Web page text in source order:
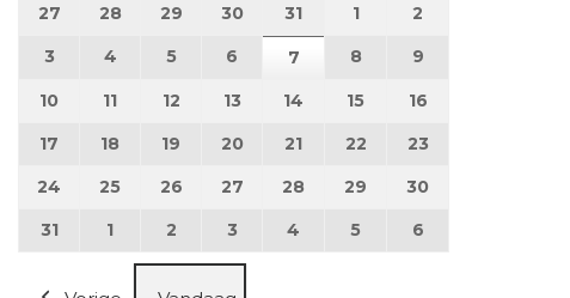
27 27 juli 2026
28 28 juli 2026
29 29 juli 2026
3030 juli 2026
31 31 juli 2026
11 augustus 2026
2
3 3 augustus 2026
4 4 augustus 2026
55 augustus 2026
6 6 augustus 2026
7 7 augustus 2026
8 8 augustus 2026
9
10 10 augustus 2026
11 11 augustus 2026
12 12 augustus 2026
13 13 augustus 2026
14 14 augustus 2026
15 15 augustus 2026
16
17 17 augustus 2026
18 18 augustus 2026
19 19 augustus 2026
20 20 augustus 2026
21 21 augustus 2026
22 22 augustus 2026
23
24 24 augustus 2026
25 25 augustus 2026
26 26 augustus 2026
27 27 augustus 2026
28 28 augustus 2026
29 29 augustus 2026
30
3131 augustus 2026
1 1 september 2026
2 2 september 2026
3 3 september 2026
4 4 september 2026
5 5 september 2026
6